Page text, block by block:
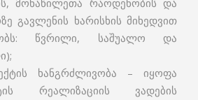
მონაწილეთა რაოდენობის და
გავლენის ხარისხის მიხედვით
წვრილი, საშუალო და
ხანგრძლივობა – იყოფა
რეალიზაციის ვადების